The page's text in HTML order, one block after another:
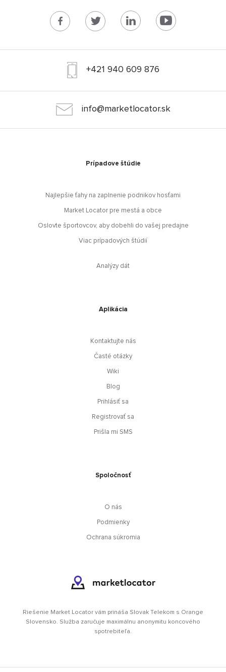
+421 940 609 876
info@marketlocator.sk
Prípadove štúdie
Najlepšie ťahy na zaplnenie podnikov hosťami
Market Locator pre mestá a obce
Oslovte športovcov, aby dobehli do vašej predajne
Viac prípadových štúdií
Analýzy dát
Aplikácia
Kontaktujte nás
Časté otázky
Wiki
Blog
Prihlásiť sa
Registrovať sa
Prišla mi SMS
Spoločnosť
O nás
Podmienky
Ochrana súkromia
Riešenie Market Locator vám prináša Slovak Telekom s Orange
Slovensko. Služba zaručuje maximálnu anonymitu koncového
spotrebiteľa.